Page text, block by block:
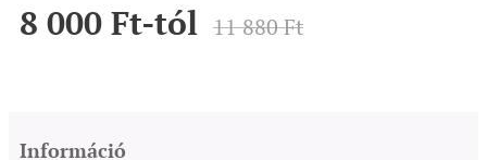
8 000 Ft-tól 11 880Ft
Információ